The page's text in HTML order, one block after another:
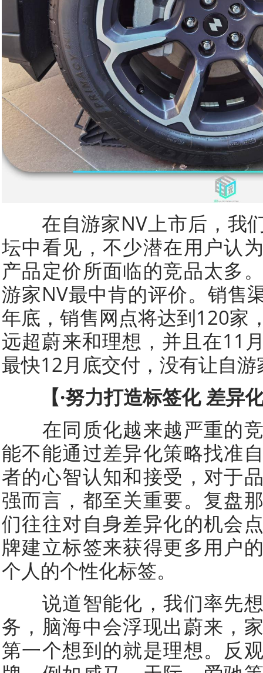
在自游家NV上市后，我
坛中看见，不少潜在用户认
产品定价所面临的竞品太多
游家NV最中肯的评价。销售
年底，销售网点将达到120家
远超蔚来和理想，并且在11
最快12月底交付，没有让自
【·努力打造标签化 差异
在同质化越来越严重的竞
能不能通过差异化策略找准
者的心智认知和接受，对于
强而言，都至关重要。复盘
们往往对自身差异化的机会
牌建立标签来获得更多用户
个人的个性化标签。
说道智能化，我们率先想
务，脑海中会浮现出蔚来，
第一个想到的就是理想。反